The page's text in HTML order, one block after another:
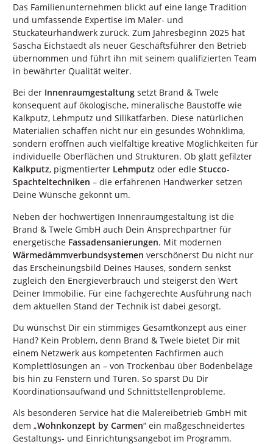
Das Familienunternehmen blickt auf eine lange Tradition
und umfassende Expertise im Maler- und
Stuckateurhandwerk zurück. Zum Jahresbeginn 2025 hat
Sascha Eichstaedt als neuer Geschäftsführer den Betrieb
übernommen und führt ihn mit seinem qualifizierten Team
in bewährter Qualität weiter.
Bei der Innenraumgestaltung setzt Brand & Twele
konsequent auf ökologische, mineralische Baustoffe wie
Kalkputz, Lehmputz und Silikatfarben. Diese natürlichen
Materialien schaffen nicht nur ein gesundes Wohnklima,
sondern eröffnen auch vielfältige kreative Möglichkeiten für
individuelle Oberflächen und Strukturen. Ob glatt gefilzter
Kalkputz, pigmentierter Lehmputz oder edle Stucco-
Spachteltechniken – die erfahrenen Handwerker setzen
Deine Wünsche gekonnt um.
Neben der hochwertigen Innenraumgestaltung ist die
Brand & Twele GmbH auch Dein Ansprechpartner für
energetische Fassadensanierungen. Mit modernen
Wärmedämmverbundsystemen verschönerst Du nicht nur
das Erscheinungsbild Deines Hauses, sondern senkst
zugleich den Energieverbrauch und steigerst den Wert
Deiner Immobilie. Für eine fachgerechte Ausführung nach
dem aktuellen Stand der Technik ist dabei gesorgt.
Du wünschst Dir ein stimmiges Gesamtkonzept aus einer
Hand? Kein Problem, denn Brand & Twele bietet Dir mit
einem Netzwerk aus kompetenten Fachfirmen auch
Komplettlösungen an – von Trockenbau über Bodenbeläge
bis hin zu Fenstern und Türen. So sparst Du Dir
Koordinationsaufwand und Schnittstellenprobleme.
Als besonderen Service hat die Malereibetrieb GmbH mit
dem „Wohnkonzept by Carmen“ ein maßgeschneidertes
Gestaltungs- und Einrichtungsangebot im Programm.